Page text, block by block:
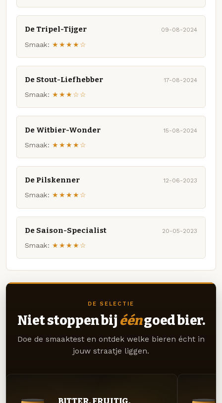
De Tripel-Tijger 09-08-2024
Smaak: ★★★★☆
De Stout-Liefhebber 17-08-2024
Smaak: ★★★☆☆
De Witbier-Wonder 15-08-2024
Smaak: ★★★★☆
De Pilskenner 12-06-2023
Smaak: ★★★★☆
De Saison-Specialist 20-05-2023
Smaak: ★★★★☆
DE SELECTIE
Niet stoppen bij ééngoed bier.
Doe de smaaktest en ontdek welke bieren écht in
jouw straatje liggen.